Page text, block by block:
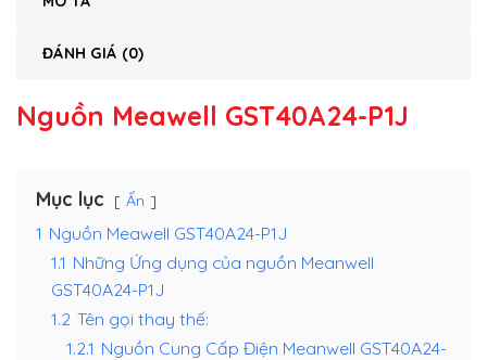
ĐÁNH GIÁ (0)
Nguồn Meawell GST40A24-P1J
Mục lục Ẩn
1 Nguồn Meawell GST40A24-P1J
1.1 Những Ứng dụng của nguồn Meanwell
GST40A24-P1J
1.2 Tên gọi thay thế:
1.2.1 Nguồn Cung Cấp Điện Meanwell GST40A24-